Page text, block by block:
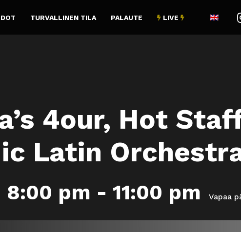
TURVALLINEN TILA PALAUTE  LIVE 
4our, Hot
Latin
8:00 pm - 11:00 pm Vapaa